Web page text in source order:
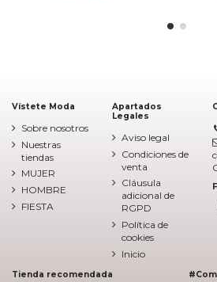
Vístete Moda
Sobre nosotros
Nuestras
tiendas
MUJER
HOMBRE
FIESTA
Apartados
Legales
Aviso legal
Condiciones de
venta
Cláusula
adicional de
RGPD
Política de
cookies
Inicio
Tienda recomendada